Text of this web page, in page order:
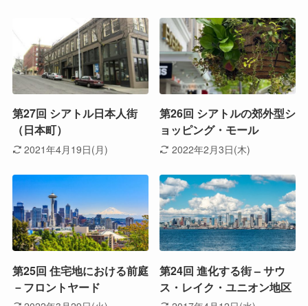
第27回 シアトル日本人街
（日本町）
2021年4月19日(月)
第26回 シアトルの郊外型シ
ョッピング・モール
2022年2月3日(木)
第25回 住宅地における前庭
－フロントヤード
第24回 進化する街 – サウ
ス・レイク・ユニオン地区